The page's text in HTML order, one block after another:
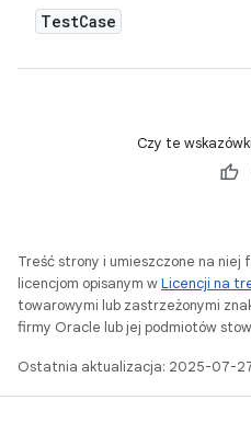
TestCase
Czy te
Treść strony i umieszczone na
licencjom opisanym wLicencji na
towarowymi lub zastrzeżonymi
firmy Oracle lub jej podmiotów
Ostatnia aktualizacja: 2025-07-